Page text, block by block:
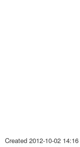
Created 2012-10-02 14:16